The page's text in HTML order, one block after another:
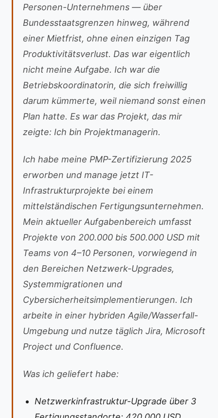
Personen-Unternehmens — über
Bundesstaatsgrenzen hinweg, während
einer Mietfrist, ohne einen einzigen Tag
Produktivitätsverlust. Das war eigentlich
nicht meine Aufgabe. Ich war die
Betriebskoordinatorin, die sich freiwillig
darum kümmerte, weil niemand sonst einen
Plan hatte. Es war das Projekt, das mir
zeigte: Ich bin Projektmanagerin.
Ich habe meine PMP-Zertifizierung 2025
erworben und manage jetzt IT-
Infrastrukturprojekte bei einem
mittelständischen Fertigungsunternehmen.
Mein aktueller Aufgabenbereich umfasst
Projekte von 200.000 bis 500.000 USD mit
Teams von 4–10 Personen, vorwiegend in
den Bereichen Netzwerk-Upgrades,
Systemmigrationen und
Cybersicherheitsimplementierungen. Ich
arbeite in einer hybriden Agile/Wasserfall-
Umgebung und nutze täglich Jira, Microsoft
Project und Confluence.
Was ich geliefert habe:
Netzwerkinfrastruktur-Upgrade über 3